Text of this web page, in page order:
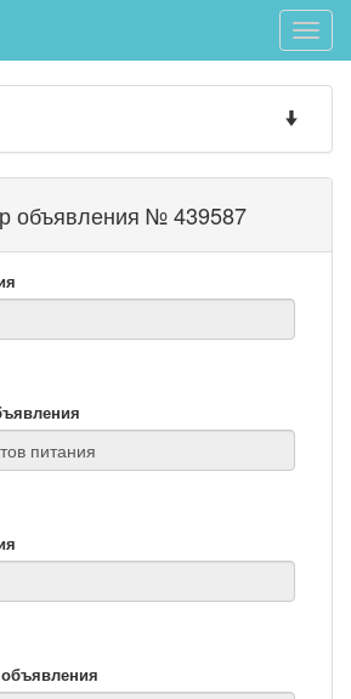
Toggle
Toggle
объявления № 439587